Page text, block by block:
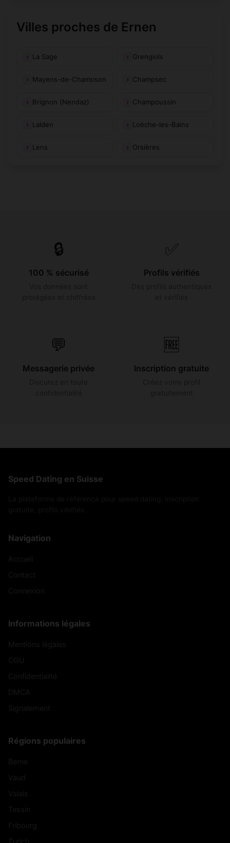
Villes proches de Ernen
La Sage Grengiols
Mayens-de-Chamoson Champsec
Brignon (Nendaz) Champoussin
Lalden Loèche-les-Bains
Lens Orsières
🔒
100 % sécurisé
✅
Profils vérifiés
💬
Messagerie privée
🆓
Inscription gratuite
Speed Dating en Suisse
Navigation
Informations légales
Régions populaires